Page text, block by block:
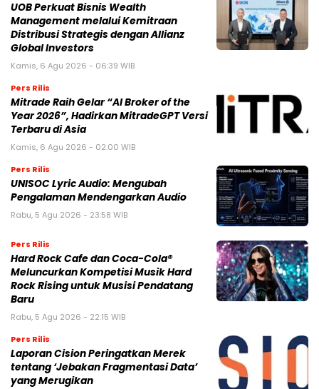
UOB Perkuat Bisnis Wealth
Management melalui Kemitraan
Distribusi Strategis dengan Allianz
Global Investors
Kamis, 6 Agu 2026 - 06:39 WIB
Pers Rilis
Mitrade Raih Gelar “AI Broker of the
Year 2026”, Hadirkan MitradeGPT Versi
Terbaru di Asia
Kamis, 6 Agu 2026 - 02:00 WIB
Pers Rilis
UNISOC Lyric Audio: Mengubah
Pengalaman Mendengarkan Audio
Rabu, 5 Agu 2026 - 23:58 WIB
Pers Rilis
Hard Rock Cafe dan Coca-Cola®
Meluncurkan Kompetisi Musik Hard
Rock Rising untuk Musisi Pendatang
Baru
Rabu, 5 Agu 2026 - 22:15 WIB
Pers Rilis
Laporan Cision Peringatkan Merek
tentang ‘Jebakan Fragmentasi Data’
yang Merugikan